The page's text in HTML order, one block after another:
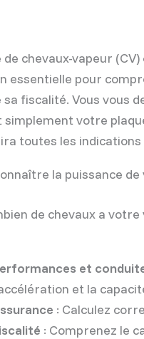
chevaux-vapeur
essentielle pour
sa fiscalité. Vous vous
simplement votre
toutes les indications
la puissance
de chevaux a
et
et la
: Calculez
: Comprenez le